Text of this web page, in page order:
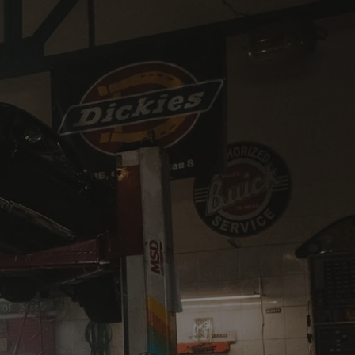
sesji.
usługę Cookie-
pliki cookie. Jest
Script.com
i
że ich
w przyszłych
witrynę